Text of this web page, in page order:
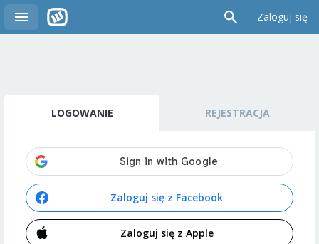
Zaloguj się
LOGOWANIE REJESTRACJA
Zaloguj się z Facebook
Zaloguj się z Apple